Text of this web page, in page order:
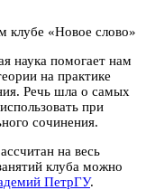
клубе «Новое слово»
наука помогает нам
на практике
Речь шла о самых
при
сочинения.
на весь
клуба можно
ПетрГУ.